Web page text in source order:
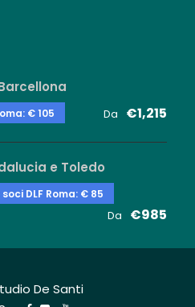
€ 105 Da €1,215
e Toledo
DLF Roma: € 85
Da €985
De Santi